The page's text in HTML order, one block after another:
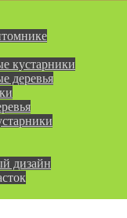
кустарники
деревья
дизайн